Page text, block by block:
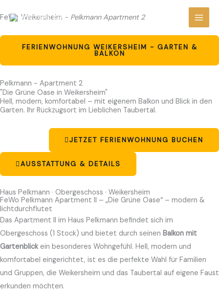
Inhalt
FeWo Weikersheim - Pelkmann Apartment 2
FERIENWOHNUNG WEIKERSHEIM - GARTEN &
BALKON
Pelkmann - Apartment 2
"Die Grüne Oase in Weikersheim"
Hell, modern, komfortabel – mit eigenem Balkon und Blick in den
Garten. Ihr Rückzugsort im Lieblichen Taubertal.
JETZET FERIENWOHNUNG BUCHEN
AUSSTATTUNG & DETAILS
Haus Pelkmann · Obergeschoss · Weikersheim
FeWo Pelkmann Apartment II – „Die Grüne Oase“ – modern &
lichtdurchflutet
Das Apartment II im Haus Pelkmann befindet sich im
Obergeschoss (1 Stock) und bietet durch seinen Balkon mit
Gartenblickein besonderes Wohngefühl. Hell, modern und
komfortabel eingerichtet, ist es die perfekte Wahl für Familien
und Gruppen, die Weikersheim und das Taubertal auf eigene Faust
erkunden möchten.